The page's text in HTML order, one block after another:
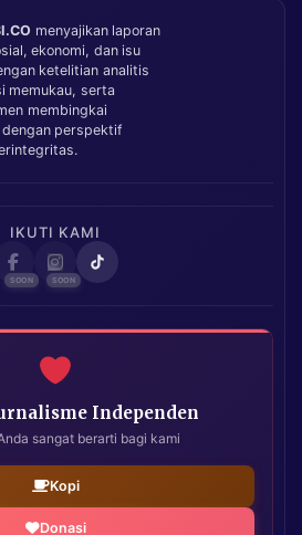
menyajikan laporan
ekonomi, dan isu
ketelitian analitis
memukau, serta
membingkai
perspektif
IKUTI KAMI
Independen
sangat berarti bagi kami
Kopi
Donasi